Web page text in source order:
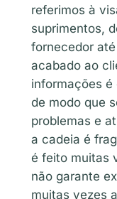
referimos à
suprimentos,
fornecedor
acabado ao
informações é
de modo que
problemas e
a cadeia é
é feito muitas
não garante
muitas vezes